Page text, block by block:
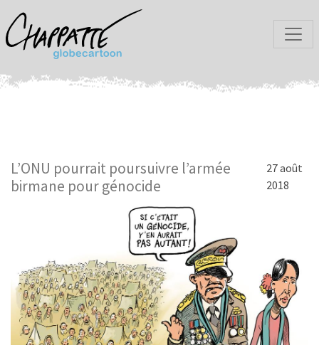
L’ONU pourrait poursuivre l’armée
birmane pour génocide
27 août
2018